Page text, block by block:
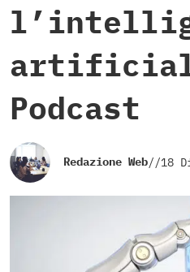
Podcast
Redazione Web//18